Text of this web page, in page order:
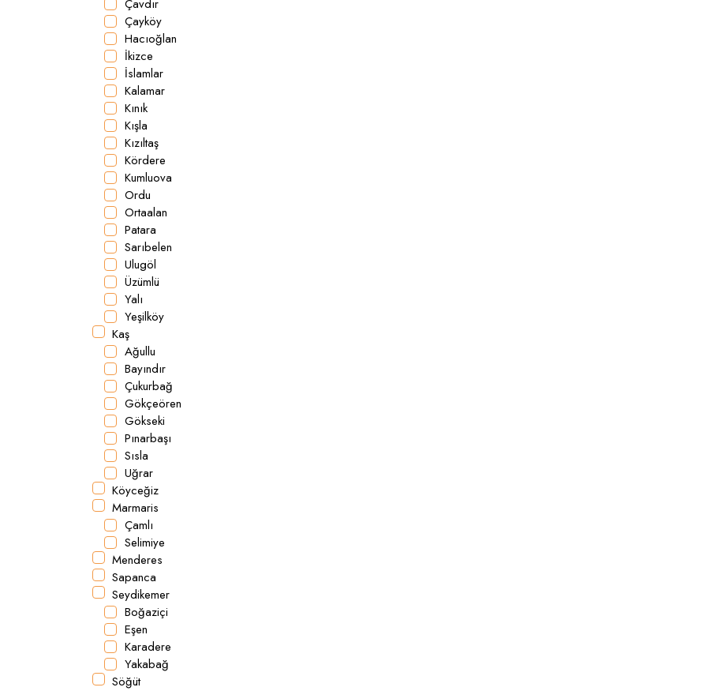
Çavdır
Çayköy
Hacıoğlan
İkizce
İslamlar
Kalamar
Kınık
Kışla
Kızıltaş
Kördere
Kumluova
Ordu
Ortaalan
Patara
Sarıbelen
Ulugöl
Üzümlü
Yalı
Yeşilköy
Kaş
Ağullu
Bayındır
Çukurbağ
Gökçeören
Gökseki
Pınarbaşı
Sısla
Uğrar
Köyceğiz
Marmaris
Çamlı
Selimiye
Menderes
Sapanca
Seydikemer
Boğaziçi
Eşen
Karadere
Yakabağ
Söğüt